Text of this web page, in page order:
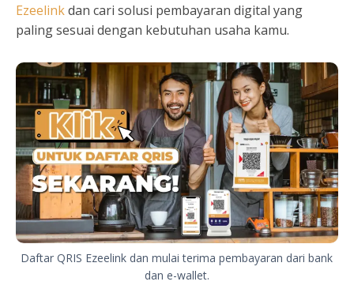
Ezeelinkdan cari solusi pembayaran digital yang
paling sesuai dengan kebutuhan usaha kamu.
Daftar QRIS Ezeelink dan mulai terima pembayaran dari bank
dan e-wallet.